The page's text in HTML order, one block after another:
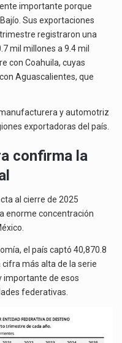
importante porque
Sus exportaciones
registraron una
mil millones a 9.4 mil
con Coahuila, cuyas
Aguascalientes, que
y automotriz
exportadoras del país.
confirma la
al cierre de 2025
enorme concentración
el país captó 40,870.8
cifra más alta de la serie
importante de esos
federativas.